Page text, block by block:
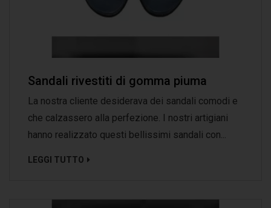
Sandali rivestiti di gomma piuma
La nostra cliente desiderava dei sandali comodi e
che calzassero alla perfezione. I nostri artigiani
hanno realizzato questi bellissimi sandali con...
LEGGI TUTTO